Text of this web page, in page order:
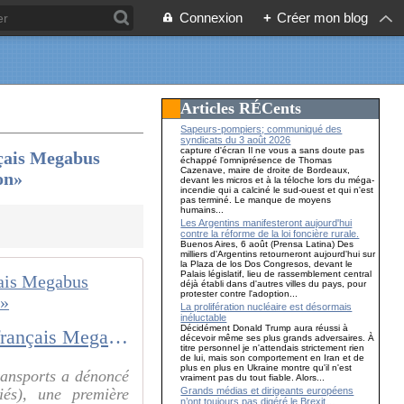
Connexion + Créer mon blog
Megabus
La CGT-Transports a dénoncé mercredi la «faillite» de l’autocariste français Megabus (plus de 170 salariés), une première illustration des «effets de la loi Macron»
a dénoncé
une première
Articles RÉCents
Sapeurs-pompiers; communiqué des
syndicats du 3 août 2026
capture d'écran Il ne vous a sans doute pas
échappé l'omniprésence de Thomas
Cazenave, maire de droite de Bordeaux,
devant les micros et à la téloche lors du méga-
incendie qui a calciné le sud-ouest et qui n'est
pas terminé. Le manque de moyens
humains...
Les Argentins manifesteront aujourd'hui
contre la réforme de la loi foncière rurale.
Buenos Aires, 6 août (Prensa Latina) Des
milliers d'Argentins retourneront aujourd'hui sur
la Plaza de los Dos Congresos, devant le
Palais législatif, lieu de rassemblement central
déjà établi dans d'autres villes du pays, pour
protester contre l'adoption...
La prolifération nucléaire est désormais
inéluctable
Décidément Donald Trump aura réussi à
décevoir même ses plus grands adversaires. À
titre personnel je n'attendais strictement rien
de lui, mais son comportement en Iran et de
plus en plus en Ukraine montre qu'il n'est
vraiment pas du tout fiable. Alors...
Grands médias et dirigeants européens
n’ont toujours pas digéré le Brexit…